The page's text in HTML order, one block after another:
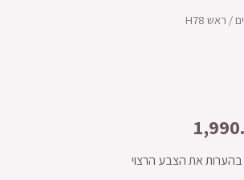
/ ראש H78
את הצבע הרצוי